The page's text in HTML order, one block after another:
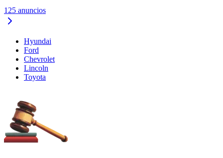
125 anuncios
Hyundai
Ford
Chevrolet
Lincoln
Toyota